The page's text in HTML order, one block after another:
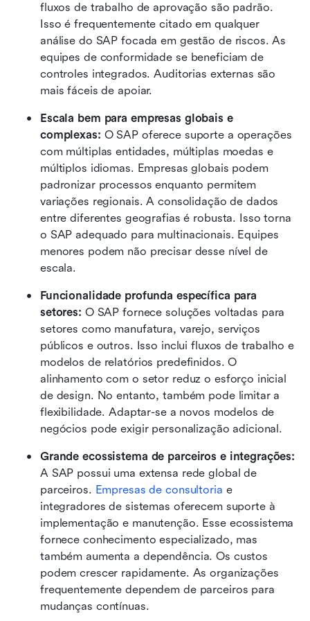
fluxos de trabalho de aprovação são padrão.
Isso é frequentemente citado em qualquer
análise do SAP focada em gestão de riscos. As
equipes de conformidade se beneficiam de
controles integrados. Auditorias externas são
mais fáceis de apoiar.
Escala bem para empresas globais e
complexas: O SAP oferece suporte a operações
com múltiplas entidades, múltiplas moedas e
múltiplos idiomas. Empresas globais podem
padronizar processos enquanto permitem
variações regionais. A consolidação de dados
entre diferentes geografias é robusta. Isso torna
o SAP adequado para multinacionais. Equipes
menores podem não precisar desse nível de
escala.
Funcionalidade profunda específica para
setores: O SAP fornece soluções voltadas para
setores como manufatura, varejo, serviços
públicos e outros. Isso inclui fluxos de trabalho e
modelos de relatórios predefinidos. O
alinhamento com o setor reduz o esforço inicial
de design. No entanto, também pode limitar a
flexibilidade. Adaptar-se a novos modelos de
negócios pode exigir personalização adicional.
Grande ecossistema de parceiros e integrações:
A SAP possui uma extensa rede global de
parceiros. Empresas de consultoria e
integradores de sistemas oferecem suporte à
implementação e manutenção. Esse ecossistema
fornece conhecimento especializado, mas
também aumenta a dependência. Os custos
podem crescer rapidamente. As organizações
frequentemente dependem de parceiros para
mudanças contínuas.